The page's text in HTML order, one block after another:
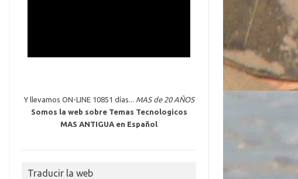
Y llevamos ON-LINE 10851 días... MAS de 20 AÑOS
Somos la web sobre Temas Tecnologicos
MAS ANTIGUA en Español
Traducir la web